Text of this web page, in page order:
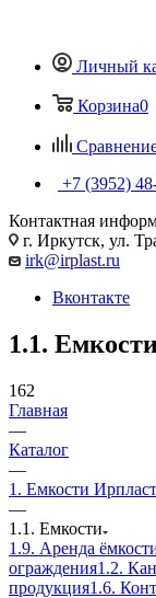
Личный
Корзина0
+7 (3952)
Контактная
г. Иркутск, ул.
irk@irplast.ru
Вконтакте
1.1.
162
Главная
—
Каталог
—
1. Емкости Ирпласт
—
1.1. Емкости
1.9. Аренда
ограждения1.2.
продукция1.6.